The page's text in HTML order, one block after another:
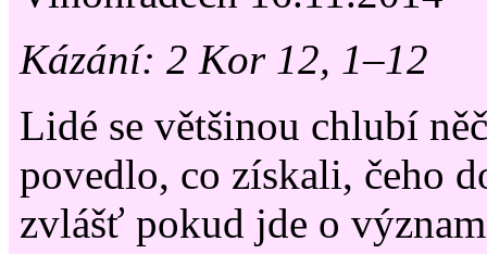
Kázání: 2 Kor 12, 1–12
Lidé se většinou chlubí
povedlo, co získali, čeho
zvlášť pokud jde o